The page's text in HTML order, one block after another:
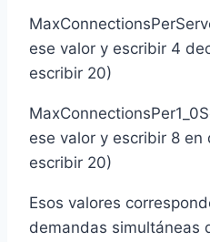
ese valor y escribir 4
escribir 20)
ese valor y escribir 8 en
escribir 20)
Esos valores
demandas simultáneas